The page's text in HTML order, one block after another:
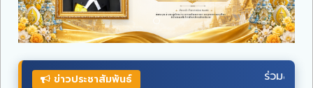
ข่าวประชาสัมพันธ์
ร่วมลงนามถวายพระพรชัยมงคล พระบาทสมเด็จ